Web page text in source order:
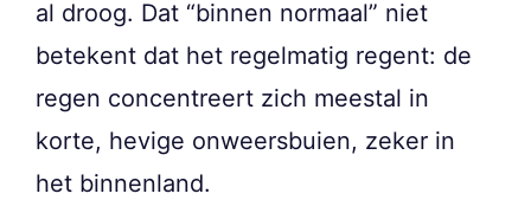
al droog. Dat “binnen normaal” niet
betekent dat het regelmatig regent: de
regen concentreert zich meestal in
korte, hevige onweersbuien, zeker in
het binnenland.